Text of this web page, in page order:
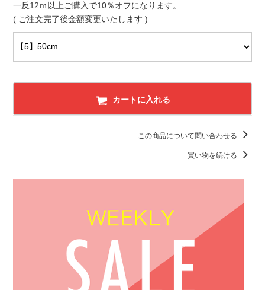
一反12ｍ以上ご購入で10％オフになります。
( ご注文完了後金額変更いたします )
カートに入れる
この商品について問い合わせる
買い物を続ける